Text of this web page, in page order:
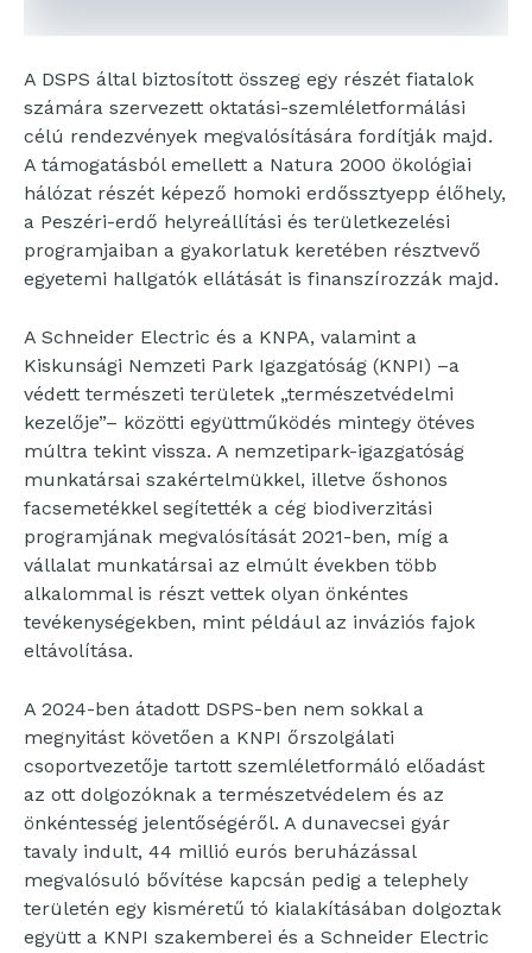
A DSPS által biztosított összeg egy részét fiatalok
számára szervezett oktatási-szemléletformálási
célú rendezvények megvalósítására fordítják majd.
A támogatásból emellett a Natura 2000 ökológiai
hálózat részét képező homoki erdőssztyepp élőhely,
a Peszéri-erdő helyreállítási és területkezelési
programjaiban a gyakorlatuk keretében résztvevő
egyetemi hallgatók ellátását is finanszírozzák majd.
A Schneider Electric és a KNPA, valamint a
Kiskunsági Nemzeti Park Igazgatóság (KNPI) –a
védett természeti területek „természetvédelmi
kezelője”– közötti együttműködés mintegy ötéves
múltra tekint vissza. A nemzetipark-igazgatóság
munkatársai szakértelmükkel, illetve őshonos
facsemetékkel segítették a cég biodiverzitási
programjának megvalósítását 2021-ben, míg a
vállalat munkatársai az elmúlt években több
alkalommal is részt vettek olyan önkéntes
tevékenységekben, mint például az inváziós fajok
eltávolítása.
A 2024-ben átadott DSPS-ben nem sokkal a
megnyitást követően a KNPI őrszolgálati
csoportvezetője tartott szemléletformáló előadást
az ott dolgozóknak a természetvédelem és az
önkéntesség jelentőségéről. A dunavecsei gyár
tavaly indult, 44 millió eurós beruházással
megvalósuló bővítése kapcsán pedig a telephely
területén egy kisméretű tó kialakításában dolgoztak
együtt a KNPI szakemberei és a Schneider Electric